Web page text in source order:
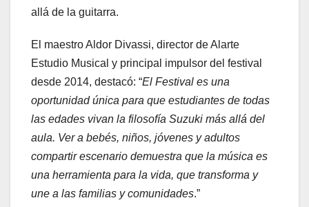
allá de la guitarra.
El maestro Aldor Divassi, director de Alarte
Estudio Musical y principal impulsor del festival
desde 2014, destacó: “El Festival es una
oportunidad única para que estudiantes de todas
las edades vivan la filosofía Suzuki más allá del
aula. Ver a bebés, niños, jóvenes y adultos
compartir escenario demuestra que la música es
una herramienta para la vida, que transforma y
une a las familias y comunidades.”